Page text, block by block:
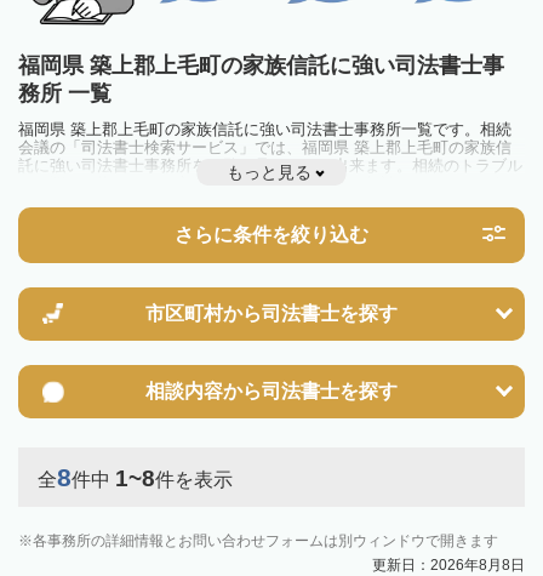
福岡県 築上郡上毛町の家族信託に強い司法書士事
務所 一覧
福岡県 築上郡上毛町の家族信託に強い司法書士事務所一覧です。相続
会議の「司法書士検索サービス」では、福岡県 築上郡上毛町の家族信
託に強い司法書士事務所を一覧で見ることが出来ます。相続のトラブル
やお悩みを抱えている方は一度近隣の司法書士に相談してみましょう。
もっと見る
さらに条件を絞り込む
市区町村から司法書士を探す
相談内容から司法書士を探す
全8件中 1~8件を表示
各事務所の詳細情報とお問い合わせフォームは別ウィンドウで開きます
更新日：2026年8月8日